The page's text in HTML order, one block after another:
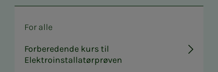
For alle
Forberedende kurs til
Elektroinstallatørprøven